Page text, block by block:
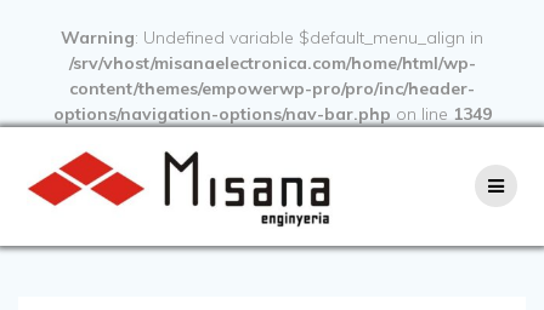
Warning: Undefined variable $default_menu_align in
/srv/vhost/misanaelectronica.com/home/html/wp-
content/themes/empowerwp-pro/pro/inc/header-
options/navigation-options/nav-bar.php on line 1349